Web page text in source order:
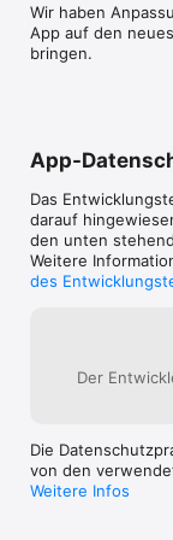
• Erweitere dein
erfahre alles rund
• Teste dein Bibi &
• Das Spiel
spielerische Art
• Wir legen Wert
• Gemeinsam mit
getestet
Abenteuer
• Die original Bibi
durch die App
• Keine In-App-
Falls etwas mal
Wir haben
App auf den
bringen.
App-
Das
darauf
den unten
Weitere
des
Der
Die
von den
Weitere Infos